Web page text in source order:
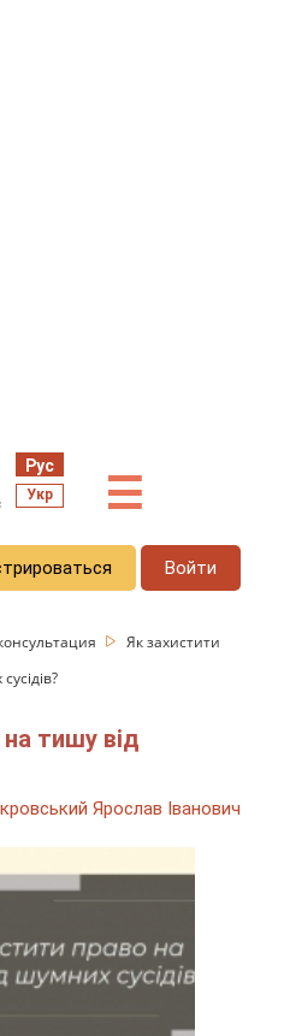
Рус
Укр ☰
Войти
Як захистити
тишу від
Ярослав Іванович